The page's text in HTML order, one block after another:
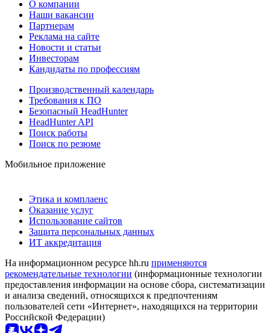
О компании
Наши вакансии
Партнерам
Реклама на сайте
Новости и статьи
Инвесторам
Кандидаты по профессиям
Производственный календарь
Требования к ПО
Безопасный HeadHunter
HeadHunter API
Поиск работы
Поиск по резюме
Мобильное приложение
Этика и комплаенс
Оказание услуг
Использование сайтов
Защита персональных данных
ИТ аккредитация
На информационном ресурсе hh.ru применяются
рекомендательные технологии (информационные технологии
предоставления информации на основе сбора, систематизации
и анализа сведений, относящихся к предпочтениям
пользователей сети «Интернет», находящихся на территории
Российской Федерации)